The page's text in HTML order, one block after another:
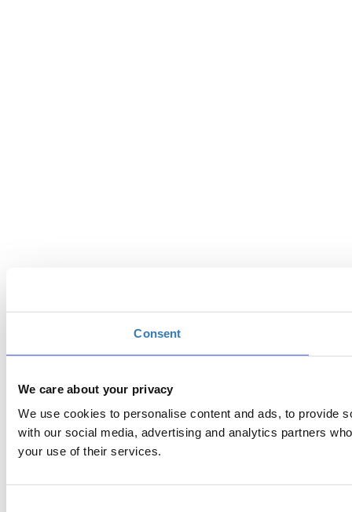
Consent
We care about your privacy
We use cookies to personalise content and ads, to provide
with our social media, advertising and analytics partners
your use of their services.